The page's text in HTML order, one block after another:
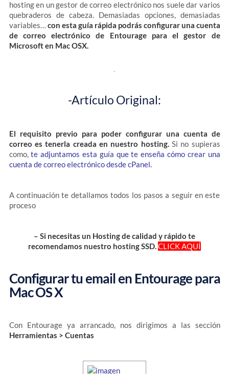
hosting en un gestor de correo electrónico nos suele dar varios
quebraderos de cabeza. Demasiadas opciones, demasiadas
variables… con esta guía rápida podrás configurar una cuenta
de correo electrónico de Entourage para el gestor de
Microsoft en Mac OSX.
-Artículo Original:
El requisito previo para poder configurar una cuenta de
correo es tenerla creada en nuestro hosting.Si no supieras
como,te adjuntamos esta guía que te enseña cómo crear una
cuenta de correo electrónico desde cPanel.
A continuación te detallamos todos los pasos a seguir en este
proceso
– Si necesitas un Hosting de calidad y rápido te
recomendamos nuestro hosting SSD.CLICK AQUÍ
Configurar tu email en Entourage para
Mac OS X
Con Entourage ya arrancado, nos dirigimos a las sección
Herramientas > Cuentas